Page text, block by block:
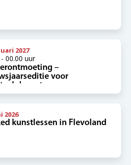
2027
00.00 uur
–
voor
2026
kunstlessen in Flevoland